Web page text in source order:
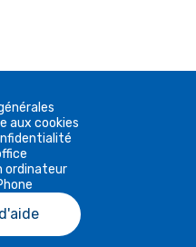
aux cookies
ordinateur